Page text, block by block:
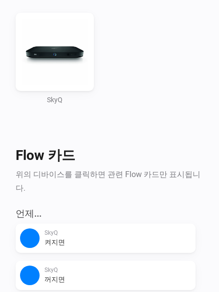
You can also change the channel Up and Down with
SkyQ
Flow 카드
위의 디바이스를 클릭하면 관련 Flow 카드만 표시됩니
다.
언제...
SkyQ
켜지면
SkyQ
꺼지면